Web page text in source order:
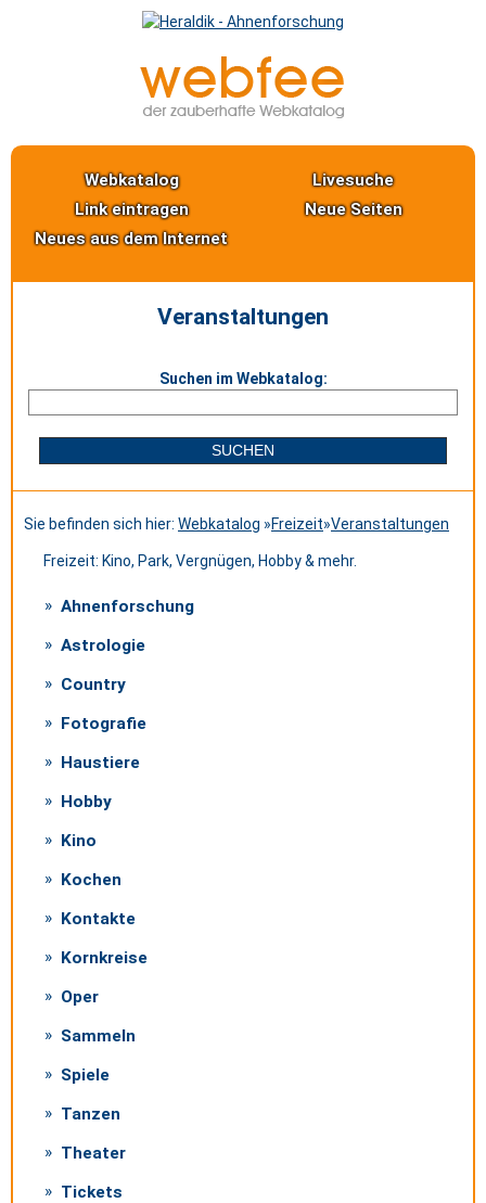
Webkatalog
Livesuche
Link eintragen
Neue Seiten
Neues aus dem Internet
Veranstaltungen
Suchen im Webkatalog:
Sie befinden sich hier: Webkatalog »Freizeit»Veranstaltungen
Freizeit: Kino, Park, Vergnügen, Hobby & mehr.
Ahnenforschung
Astrologie
Country
Fotografie
Haustiere
Hobby
Kino
Kochen
Kontakte
Kornkreise
Oper
Sammeln
Spiele
Tanzen
Theater
Tickets